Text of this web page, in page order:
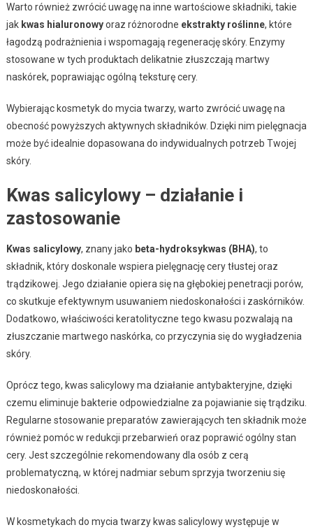
Warto również zwrócić uwagę na inne wartościowe składniki, takie
jak kwas hialuronowyoraz różnorodne ekstrakty roślinne, które
łagodzą podrażnienia i wspomagają regenerację skóry. Enzymy
stosowane w tych produktach delikatnie złuszczają martwy
naskórek, poprawiając ogólną teksturę cery.
Wybierając kosmetyk do mycia twarzy, warto zwrócić uwagę na
obecność powyższych aktywnych składników. Dzięki nim pielęgnacja
może być idealnie dopasowana do indywidualnych potrzeb Twojej
skóry.
Kwas salicylowy – działanie i
zastosowanie
Kwas salicylowy, znany jako beta-hydroksykwas (BHA), to
składnik, który doskonale wspiera pielęgnację cery tłustej oraz
trądzikowej. Jego działanie opiera się na głębokiej penetracji porów,
co skutkuje efektywnym usuwaniem niedoskonałości i zaskórników.
Dodatkowo, właściwości keratolityczne tego kwasu pozwalają na
złuszczanie martwego naskórka, co przyczynia się do wygładzenia
skóry.
Oprócz tego, kwas salicylowy ma działanie antybakteryjne, dzięki
czemu eliminuje bakterie odpowiedzialne za pojawianie się trądziku.
Regularne stosowanie preparatów zawierających ten składnik może
również pomóc w redukcji przebarwień oraz poprawić ogólny stan
cery. Jest szczególnie rekomendowany dla osób z cerą
problematyczną, w której nadmiar sebum sprzyja tworzeniu się
niedoskonałości.
W kosmetykach do mycia twarzy kwas salicylowy występuje w